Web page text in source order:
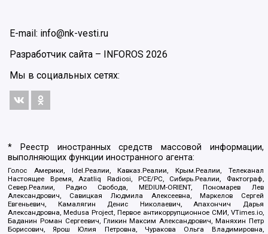
E-mail: info@nk-vesti.ru
Разработчик сайта –
INFOROS 2026
Мы в социальных сетях:
* Реестр иностранных средств массовой информации,
выполняющих функции иностранного агента:
Голос Америки, Idel.Реалии, Кавказ.Реалии, Крым.Реалии, Телеканал
Настоящее Время, Azatliq Radiosi, PCE/PC, Сибирь.Реалии, Фактограф,
Север.Реалии, Радио Свобода, MEDIUM-ORIENT, Пономарев Лев
Александрович, Савицкая Людмила Алексеевна, Маркелов Сергей
Евгеньевич, Камалягин Денис Николаевич, Апахончич Дарья
Александровна, Medusa Project, Первое антикоррупционное СМИ, VTimes.io,
Баданин Роман Сергеевич, Гликин Максим Александрович, Маняхин Петр
Борисович, Ярош Юлия Петровна, Чуракова Ольга Владимировна,